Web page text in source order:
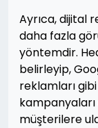
Ayrıca, dijital
daha fazla
yöntemdir.
belirleyip,
reklamları
müşterilere